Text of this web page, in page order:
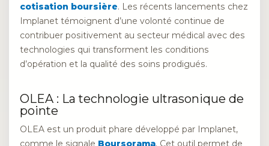
cotisation boursière. Les récents lancements chez
Implanet témoignent d’une volonté continue de
contribuer positivement au secteur médical avec des
technologies qui transforment les conditions
d’opération et la qualité des soins prodigués.
OLEA : La technologie ultrasonique de
pointe
OLEA est un produit phare développé par Implanet,
comme le signale Boursorama. Cet outil permet de